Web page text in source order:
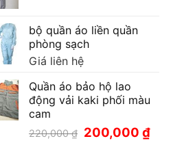
bộ quần áo liền quần
phòng sạch
Giá liên hệ
Quần áo bảo hộ lao
động vải kaki phối màu
cam
220,000₫ Giá
200,000₫Giá